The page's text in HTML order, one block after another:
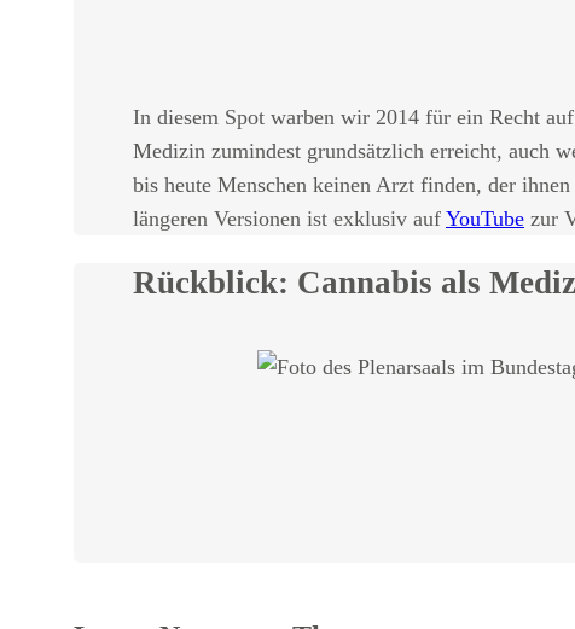
In diesem Spot warben wir 2014 für ein Recht
Medizin zumindest grundsätzlich erreicht, auch
bis heute Menschen keinen Arzt finden, der
längeren Versionen ist exklusiv auf YouTubezur
Rückblick: Cannabis als